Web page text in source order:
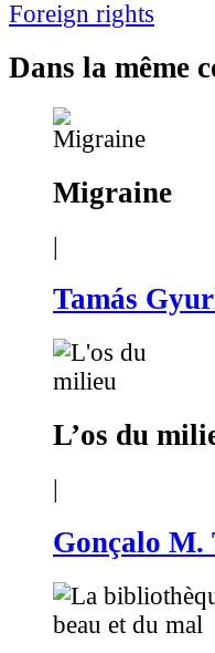
Foreign rights
Dans la même
Migraine
|
Tamás
L’os du
|
Gonçalo M.